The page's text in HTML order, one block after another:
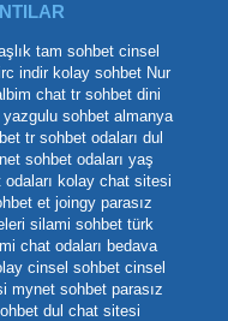
tam sohbet cinsel
indir kolay sohbet Nur
chat tr sohbet dini
yazgulu sohbet almanya
tr sohbet odaları dul
sohbet odaları yaş
kolay chat sitesi
et joingy parasız
silami sohbet türk
chat odaları bedava
cinsel sohbet cinsel
mynet sohbet parasız
dul chat sitesi